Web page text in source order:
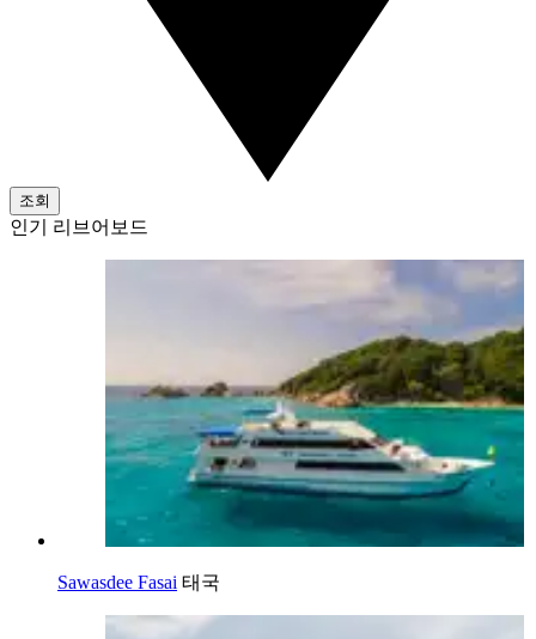
조회
인기 리브어보드
Sawasdee Fasai 태국